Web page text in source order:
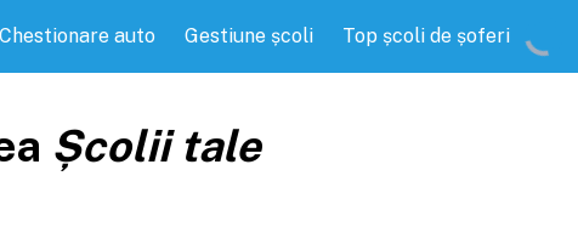
Chestionare auto Gestiune școli Top școli de șoferi
Școlii tale